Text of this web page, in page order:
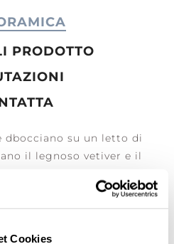
Cookies
PRODOTTO
su un letto di
il legnoso vetiver e il
con Hearthwick® Flame